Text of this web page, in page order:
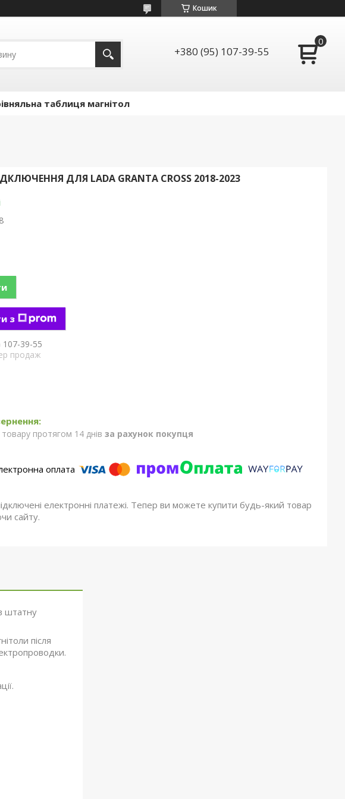
Кошик
+380 (95) 107-39-55
таблиця магнітол
ДЛЯ LADA GRANTA CROSS 2018-2023
з
107-39-55
продаж
протягом 14 днів за рахунок покупця
електронні платежі. Тепер ви можете купити будь-який товар
сайту.
штатну
після